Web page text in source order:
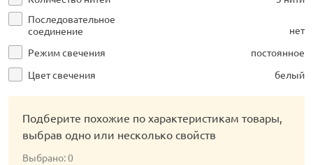
Последовательное
соединение
нет
Режим свечения
постоянное
Цвет свечения
белый
Подберите похожие по характеристикам товары,
выбрав одно или несколько свойств
Выбрано:0